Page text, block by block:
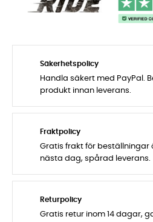
Säkerhetspolicy
Handla säkert med PayPal.
produkt innan leverans.
Fraktpolicy
Gratis frakt för beställningar
nästa dag, spårad leverans.
Returpolicy
Gratis retur inom 14 dagar,